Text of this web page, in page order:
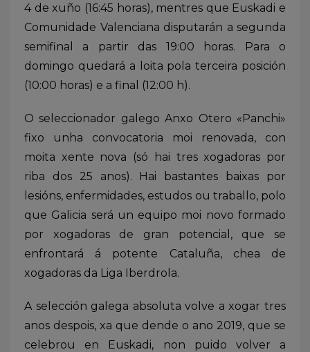
4 de xuño (16:45 horas), mentres que Euskadi e
Comunidade Valenciana disputarán a segunda
semifinal a partir das 19:00 horas. Para o
domingo quedará a loita pola terceira posición
(10:00 horas) e a final (12:00 h).
O seleccionador galego Anxo Otero «Panchi»
fixo unha convocatoria moi renovada, con
moita xente nova (só hai tres xogadoras por
riba dos 25 anos). Hai bastantes baixas por
lesións, enfermidades, estudos ou traballo, polo
que Galicia será un equipo moi novo formado
por xogadoras de gran potencial, que se
enfrontará á potente Cataluña, chea de
xogadoras da Liga Iberdrola.
A selección galega absoluta volve a xogar tres
anos despois, xa que dende o ano 2019, que se
celebrou en Euskadi, non puido volver a